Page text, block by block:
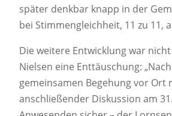
später denkbar knapp in der
bei Stimmengleichheit, 11 zu 11,
Die weitere Entwicklung war
Nielsen eine Enttäuschung:
gemeinsamen Begehung vor Ort
anschließender Diskussion am